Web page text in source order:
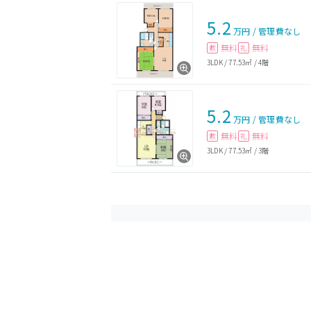
5.2 万円 /管理費なし
敷 無料 礼 無料
3LDK/77.53㎡ /4階
5.2 万円 /管理費なし
敷 無料 礼 無料
3LDK/77.53㎡ /3階